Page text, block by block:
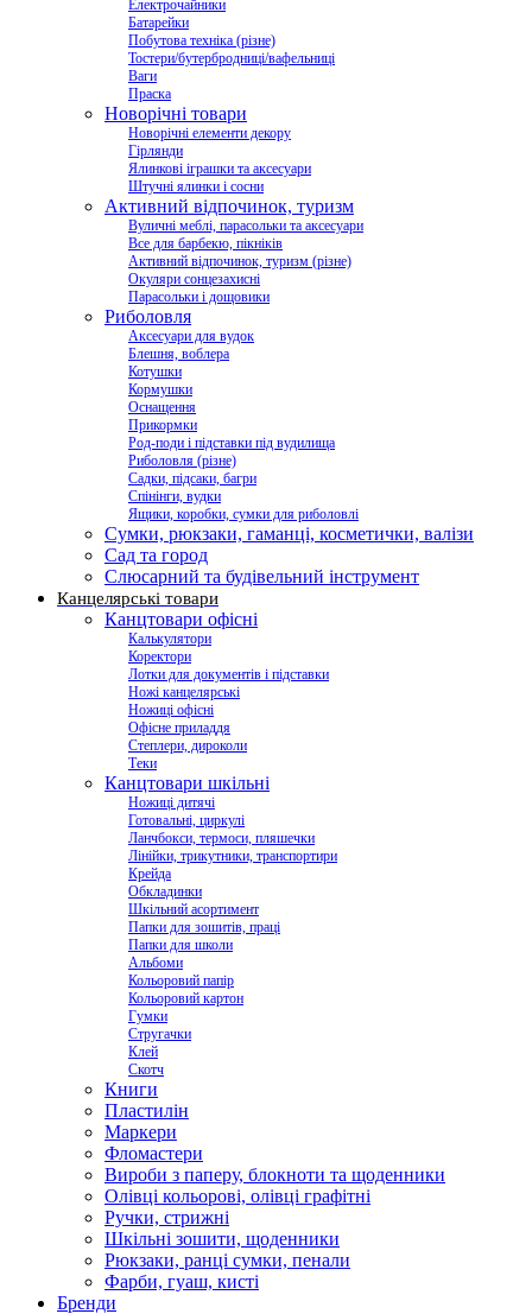
Електрочайники
Батарейки
Побутова техніка (різне)
Тостери/бутербродниці/вафельниці
Ваги
Праска
Новорічні товари
Новорічні елементи декору
Гірлянди
Ялинкові іграшки та аксесуари
Штучні ялинки і сосни
Активний відпочинок, туризм
Вуличні меблі, парасольки та аксесуари
Все для барбекю, пікніків
Активний відпочинок, туризм (різне)
Окуляри сонцезахисні
Парасольки і дощовики
Риболовля
Аксесуари для вудок
Блешня, воблера
Котушки
Кормушки
Оснащення
Прикормки
Род-поди і підставки під вудилища
Риболовля (різне)
Садки, підсаки, багри
Спінінги, вудки
Ящики, коробки, сумки для риболовлі
Сумки, рюкзаки, гаманці, косметички, валізи
Сад та город
Слюсарний та будівельний інструмент
Канцелярські товари
Канцтовари офісні
Калькулятори
Коректори
Лотки для документів і підставки
Ножі канцелярські
Ножиці офісні
Офісне приладдя
Степлери, дироколи
Теки
Канцтовари шкільні
Ножиці дитячі
Готовальні, циркулі
Ланчбокси, термоси, пляшечки
Лінійки, трикутники, транспортири
Крейда
Обкладинки
Шкільний асортимент
Папки для зошитів, праці
Папки для школи
Альбоми
Кольоровий папір
Кольоровий картон
Гумки
Стругачки
Клей
Скотч
Книги
Пластилін
Маркери
Фломастери
Вироби з паперу, блокноти та щоденники
Олівці кольорові, олівці графітні
Ручки, стрижні
Шкільні зошити, щоденники
Рюкзаки, ранці сумки, пенали
Фарби, гуаш, кисті
Бренди